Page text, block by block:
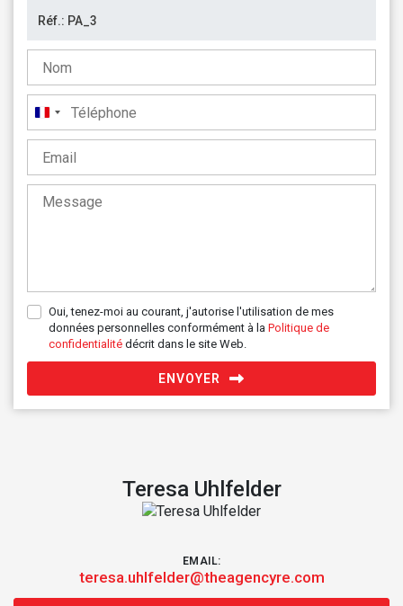
France
+33
Oui, tenez-moi au courant, j'autorise l'utilisation de mes
données personnelles conformément à la Politique de
confidentialité décrit dans le site Web.
ENVOYER
Teresa Uhlfelder
EMAIL:
teresa.uhlfelder@theagencyre.com